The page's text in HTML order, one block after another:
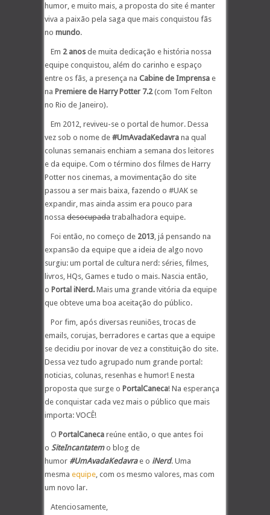
humor, e muito mais, a proposta do site é manter
viva a paixão pela saga que mais conquistou fãs
no mundo.
Em 2 anos de muita dedicação e história nossa
equipe conquistou, além do carinho e espaço
entre os fãs, a presença na Cabine de Imprensa e
na Premiere de Harry Potter 7.2(com Tom Felton
no Rio de Janeiro).
Em 2012, reviveu-se o portal de humor. Dessa
vez sob o nome de #UmAvadaKedavra na qual
colunas semanais enchiam a semana dos leitores
e da equipe. Com o término dos filmes de Harry
Potter nos cinemas, a movimentação do site
passou a ser mais baixa, fazendo o #UAK se
expandir, mas ainda assim era pouco para
nossa desocupada trabalhadora equipe.
Foi então, no começo de 2013, já pensando na
expansão da equipe que a ideia de algo novo
surgiu: um portal de cultura nerd: séries, filmes,
livros, HQs, Games e tudo o mais. Nascia então,
o Portal iNerd. Mais uma grande vitória da equipe
que obteve uma boa aceitação do público.
Por fim, após diversas reuniões, trocas de
emails, corujas, berradores e cartas que a equipe
se decidiu por inovar de vez a constituição do site.
Dessa vez tudo agrupado num grande portal:
noticias, colunas, resenhas e humor! E nesta
proposta que surge o PortalCaneca! Na esperança
de conquistar cada vez mais o público que mais
importa: VOCÊ!
O PortalCaneca reúne então, o que antes foi
o SiteIncantatemo blog de
humor #UmAvadaKedavrae o iNerd. Uma
mesma equipe, com os mesmo valores, mas com
um novo lar.
Atenciosamente,